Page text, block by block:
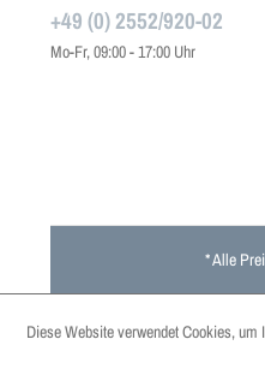
+49 (0) 2552/920-02
Mo-Fr, 09:00 - 17:00 Uhr
* Alle
Diese Website verwendet Cookies,